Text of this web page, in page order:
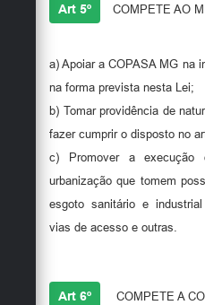
Art 5º COMPETE AO
a) Apoiar a COPASA MG na
na forma prevista nesta Lei;
b) Tomar providência de
fazer cumprir o disposto no
c) Promover a execução
urbanização que tomem
esgoto sanitário e
vias de acesso e outras.
Art 6º COMPETE A